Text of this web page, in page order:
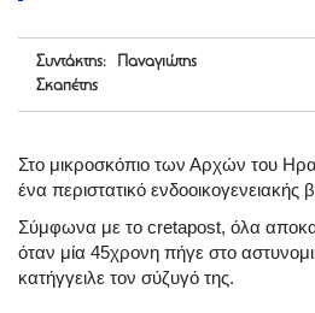
Συντάκτης: Παναγιώτης
Σκαπέτης
Στο μικροσκόπιο των Αρχών του
ένα περιστατικό ενδοοικογενειακής
Σύμφωνα με το cretapost, όλα
όταν μία 45χρονη πήγε στο
κατήγγειλε τον σύζυγό της.